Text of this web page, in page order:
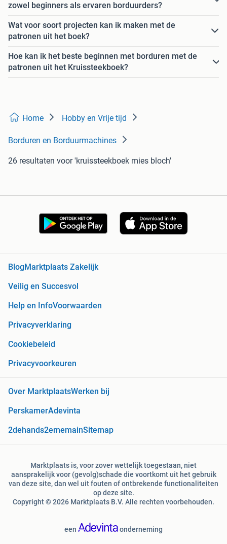
zowel beginners als ervaren borduurders?
Wat voor soort projecten kan ik maken met de
patronen uit het boek?
Hoe kan ik het beste beginnen met borduren met de
patronen uit het Kruissteekboek?
Home Hobby en Vrije tijd
Borduren en Borduurmachines
26 resultaten voor 'kruissteekboek mies bloch'
BlogMarktplaats Zakelijk
Veilig en Succesvol
Help en InfoVoorwaarden
Privacyverklaring
Cookiebeleid
Privacyvoorkeuren
Over MarktplaatsWerken bij
PerskamerAdevinta
2dehands2ememainSitemap
Marktplaats is, voor zover wettelijk toegestaan, niet
aansprakelijk voor (gevolg)schade die voortkomt uit het gebruik
van deze site, dan wel uit fouten of ontbrekende functionaliteiten
op deze site.
Copyright © 2026 Marktplaats B.V. Alle rechten voorbehouden.
een onderneming